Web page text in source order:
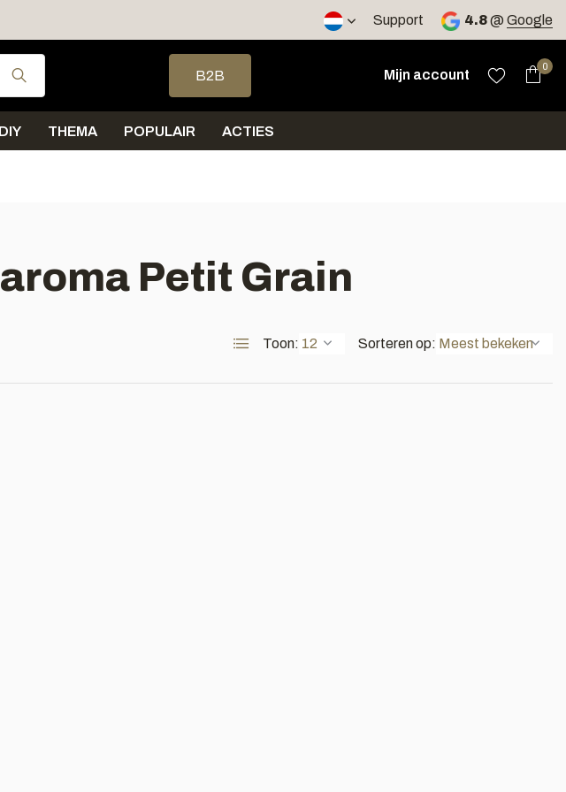
BE Support 4.8@ Google
Gebruik de pijltjes op en neer om een beschikbaar resultaat te selecteren. Druk
B2B
Mijn account
0
THEMA POPULAIR ACTIES
Petit Grain
Toon: Sorteren op: